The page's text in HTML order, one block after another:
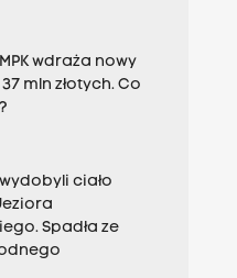
wdraża nowy
mln złotych. Co
ciało
Spadła ze